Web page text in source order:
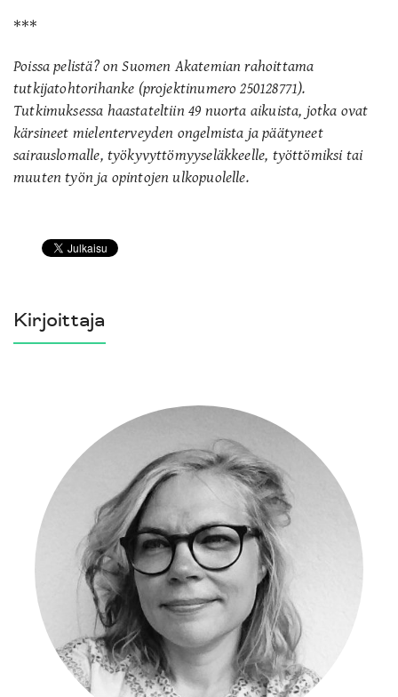
***
Poissa pelistä? on Suomen Akatemian rahoittama
tutkijatohtorihanke (projektinumero 250128771).
Tutkimuksessa haastateltiin 49 nuorta aikuista, jotka ovat
kärsineet mielenterveyden ongelmista ja päätyneet
sairauslomalle, työkyvyttömyyseläkkeelle, työttömiksi tai
muuten työn ja opintojen ulkopuolelle.
Kirjoittaja